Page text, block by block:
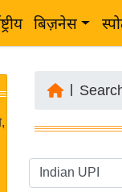
बिज़नेस